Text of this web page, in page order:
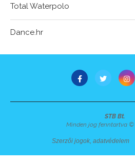
Total Waterpolo
Dance.hr
STB Bt.
Minden jog fenntartva ©
Szerzői jogok, adatvédelem